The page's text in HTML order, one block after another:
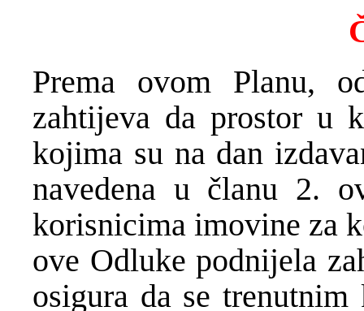
Prema ovom Planu,
zahtijeva da prostor u
kojima su na dan
navedena u članu 2.
korisnicima imovine za
ove Odluke podnijela
osigura da se